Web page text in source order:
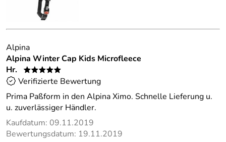
Alpina
Alpina Winter Cap Kids Microfleece
Hr.
*****
Verifizierte Bewertung
Prima Paßform in den Alpina Ximo. Schnelle Lieferung u.
u. zuverlässiger Händler.
Kaufdatum: 09.11.2019
Bewertungsdatum: 19.11.2019